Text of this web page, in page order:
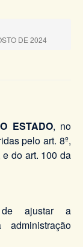
DE 2024
ESTADO, no
pelo art. 8º,
do art. 100 da
de ajustar a